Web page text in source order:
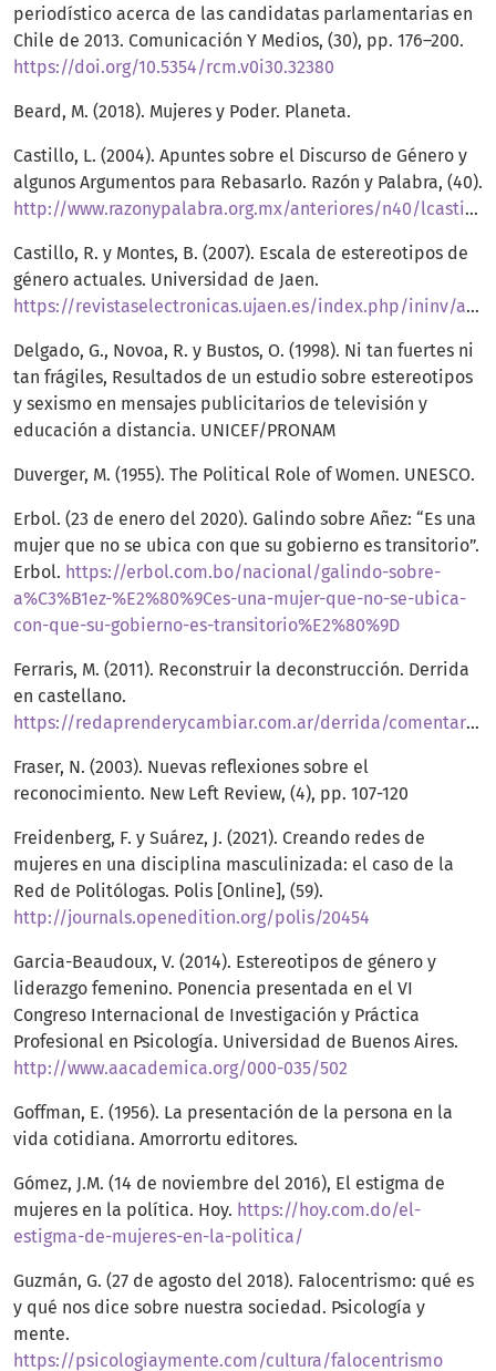
periodístico acerca de las candidatas parlamentarias en
Chile de 2013. Comunicación Y Medios, (30), pp. 176–200.
https://doi.org/10.5354/rcm.v0i30.32380
Beard, M. (2018). Mujeres y Poder. Planeta.
Castillo, L. (2004). Apuntes sobre el Discurso de Género y
algunos Argumentos para Rebasarlo. Razón y Palabra, (40).
http://www.razonypalabra.org.mx/anteriores/n40/lcastillo.html
Castillo, R. y Montes, B. (2007). Escala de estereotipos de
género actuales. Universidad de Jaen.
https://revistaselectronicas.ujaen.es/index.php/ininv/article/download/198/179/733
Delgado, G., Novoa, R. y Bustos, O. (1998). Ni tan fuertes ni
tan frágiles, Resultados de un estudio sobre estereotipos
y sexismo en mensajes publicitarios de televisión y
educación a distancia. UNICEF/PRONAM
Duverger, M. (1955). The Political Role of Women. UNESCO.
Erbol. (23 de enero del 2020). Galindo sobre Añez: “Es una
mujer que no se ubica con que su gobierno es transitorio”.
Erbol. https://erbol.com.bo/nacional/galindo-sobre-
a%C3%B1ez-%E2%80%9Ces-una-mujer-que-no-se-ubica-
con-que-su-gobierno-es-transitorio%E2%80%9D
Ferraris, M. (2011). Reconstruir la deconstrucción. Derrida
en castellano.
https://redaprenderycambiar.com.ar/derrida/comentarios/ferraris_reconstruir_decontruccion.htm
Fraser, N. (2003). Nuevas reflexiones sobre el
reconocimiento. New Left Review, (4), pp. 107-120
Freidenberg, F. y Suárez, J. (2021). Creando redes de
mujeres en una disciplina masculinizada: el caso de la
Red de Politólogas. Polis [Online], (59).
http://journals.openedition.org/polis/20454
Garcia-Beaudoux, V. (2014). Estereotipos de género y
liderazgo femenino. Ponencia presentada en el VI
Congreso Internacional de Investigación y Práctica
Profesional en Psicología. Universidad de Buenos Aires.
http://www.aacademica.org/000-035/502
Goffman, E. (1956). La presentación de la persona en la
vida cotidiana. Amorrortu editores.
Gómez, J.M. (14 de noviembre del 2016), El estigma de
mujeres en la política. Hoy. https://hoy.com.do/el-
estigma-de-mujeres-en-la-politica/
Guzmán, G. (27 de agosto del 2018). Falocentrismo: qué es
y qué nos dice sobre nuestra sociedad. Psicología y
mente.
https://psicologiaymente.com/cultura/falocentrismo